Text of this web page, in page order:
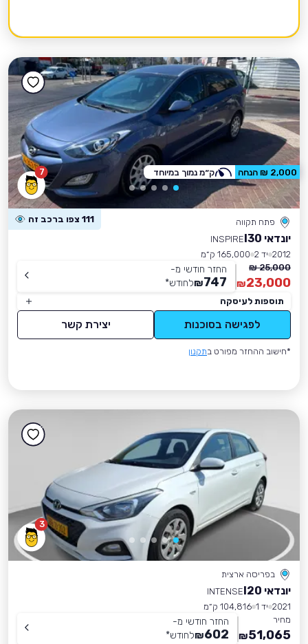
7
פתח תקווה 111 צפו ברכב זה
יונדאי I30
INSPIRE
2012 יד 2
165,000 ק״מ
25,000 ₪
23,000
₪
החזר חודשי מ-
747
₪לחודש*
תוספות לעיסקה
לפגישה בסוכנות יצירת קשר
*חישוב ההחזר מפורט בתקנון
2,000 ₪ הנחה ק״מ נמוך במיוחד
3
בפריסה ארצית
יונדאי I20
INTENSE
2021 יד 1
104,816 ק״מ
מחיר
51,065
₪
החזר חודשי מ-
602
₪לחודש*